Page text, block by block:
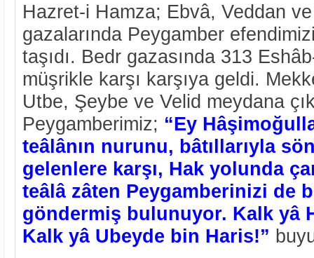
Hazret-i Hamza; Ebvâ, Veddan ve
gazalarında Peygamber
taşıdı. Bedr gazasında 313
müşrikle karşı karşıya geldi.
Utbe, Şeybe ve Velid meydana
Peygamberimiz; “Ey
teâlânın nurunu, bâtıllarıyla
gelenlere karşı, Hak yolunda
teâlâ zâten Peygamberinizi de
göndermiş bulunuyor. Kalk yâ
Kalk yâ Ubeyde bin Haris!”